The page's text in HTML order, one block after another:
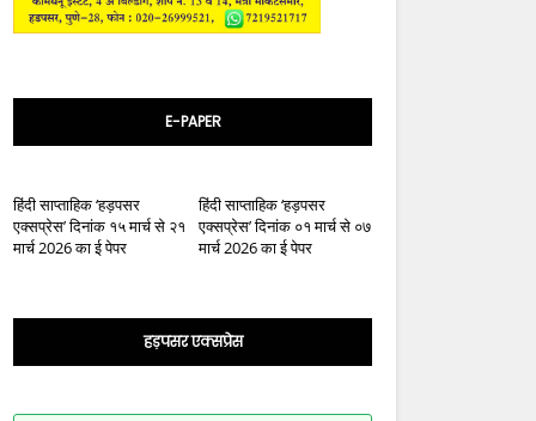
E-PAPER
हिंदी साप्ताहिक ‘हड़पसर
एक्सप्रेस’ दिनांक १५ मार्च से २१
मार्च 2026 का ई पेपर
हिंदी साप्ताहिक ‘हड़पसर
एक्सप्रेस’ दिनांक ०१ मार्च से ०७
मार्च 2026 का ई पेपर
हड़पसर एक्सप्रेस